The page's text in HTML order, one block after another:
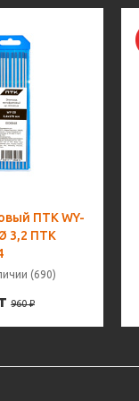
ПТК WY-
3,2 ПТК
(690)
960₽